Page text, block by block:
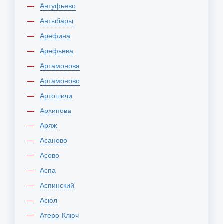
Антуфьево
Антыбары
Арефина
Арефьева
Артамонова
Артамоново
Артошичи
Архипова
Аряж
Асаново
Асово
Аспа
Аспинский
Асюл
Атеро-Ключ